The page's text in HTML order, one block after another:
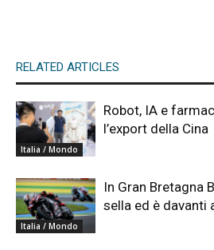
RELATED ARTICLES
Italia / Mondo
Robot, IA e
l’export della Cina
Italia / Mondo
In Gran Bretagna
sella ed è davanti